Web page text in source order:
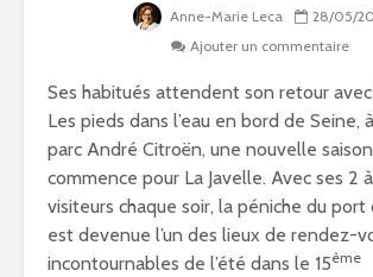
Anne-Marie Leca
28/05/
Ajouter un commentaire
Ses habitués attendent son retour
Les pieds dans l’eau en bord de Seine,
parc André Citroën, une nouvelle
commence pour La Javelle. Avec ses 2
visiteurs chaque soir, la péniche du port
est devenue l’un des lieux de rendez-
incontournables de l’été dans le 15ème